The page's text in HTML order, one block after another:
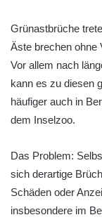
Grünastbrüche
Äste brechen ohne
Vor allem nach
kann es zu diesen
häufiger auch in
dem Inselzoo.
Das Problem:
sich derartige
Schäden oder
insbesondere im